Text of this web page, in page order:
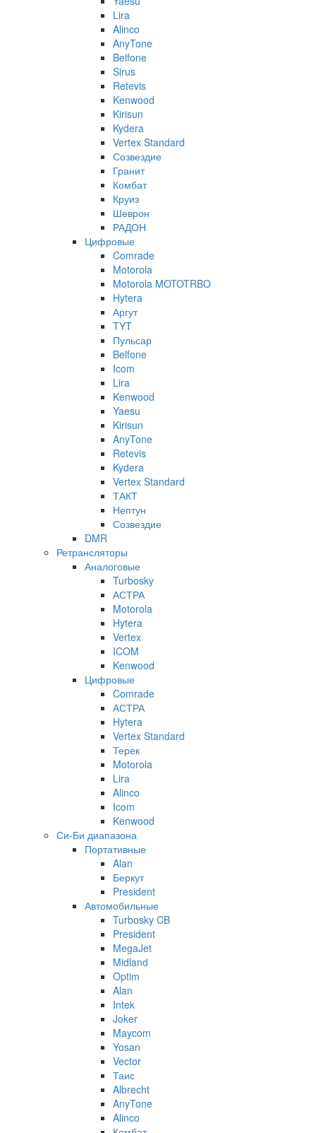
Lira
Alinco
AnyTone
Belfone
Sirus
Retevis
Kenwood
Kirisun
Kydera
Vertex Standard
Созвездие
Гранит
Комбат
Круиз
Шеврон
РАДОН
Цифровые
Comrade
Motorola
Motorola MOTOTRBO
Hytera
Аргут
TYT
Пульсар
Belfone
Icom
Lira
Kenwood
Yaesu
Kirisun
AnyTone
Retevis
Kydera
Vertex Standard
ТАКТ
Нептун
Созвездие
DMR
Ретрансляторы
Аналоговые
Turbosky
АСТРА
Motorola
Hytera
Vertex
ICOM
Kenwood
Цифровые
Comrade
АСТРА
Hytera
Vertex Standard
Терек
Motorola
Lira
Alinco
Icom
Kenwood
Си-Би диапазона
Портативные
Alan
Беркут
President
Автомобильные
Turbosky CB
President
MegaJet
Midland
Optim
Alan
Intek
Joker
Maycom
Yosan
Vector
Таис
Albrecht
AnyTone
Alinco